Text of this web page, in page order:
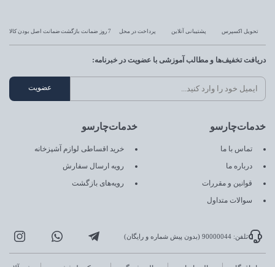
تحویل اکسپرس پشتیبانی آنلاین پرداخت در محل 7 روز ضمانت بازگشت ضمانت اصل بودن کالا
خدمات‌چارسو
تماس با ما
درباره ما
قوانین و مقررات
سوالات متداول
خدمات‌چارسو
خرید اقساطی لوازم آشپزخانه
رویه ارسال سفارش
رویه‌های بازگشت
دریافت تخفیف‌ها و مطالب آموزشی با عضویت در خبرنامه:
تلفن: 90000044 (بدون پیش شماره و رایگان)